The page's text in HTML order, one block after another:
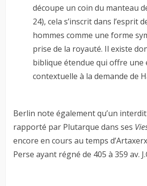
découpe un coin du manteau
24), cela s’inscrit dans l’esprit
hommes comme une forme
prise de la royauté. Il existe
biblique étendue qui offre une
contextuelle à la demande de
Berlin note également qu’un
rapporté par Plutarque dans ses
encore en cours au temps
Perse ayant régné de 405 à 359 av.